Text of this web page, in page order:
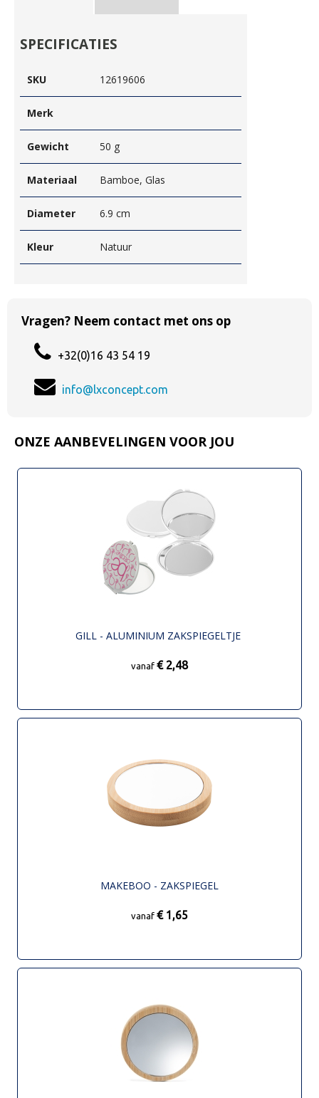
SPECIFICATIES
SKU 12619606
Merk
Gewicht 50 g
Materiaal Bamboe, Glas
Diameter 6.9 cm
Kleur Natuur
Vragen? Neem contact met ons op
+32(0)16 43 54 19
info@lxconcept.com
ONZE AANBEVELINGEN VOOR JOU
GILL - ALUMINIUM ZAKSPIEGELTJE
vanaf € 2,48
MAKEBOO - ZAKSPIEGEL
vanaf € 1,65